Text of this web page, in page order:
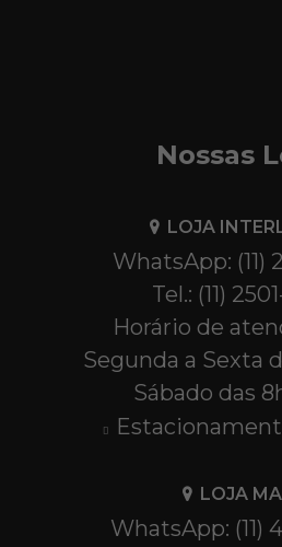
Nossas
LOJA
WhatsApp: (11)
Tel.: (11)
Horário de
Segunda a Sexta
Sábado das
LOJA
WhatsApp: (11)